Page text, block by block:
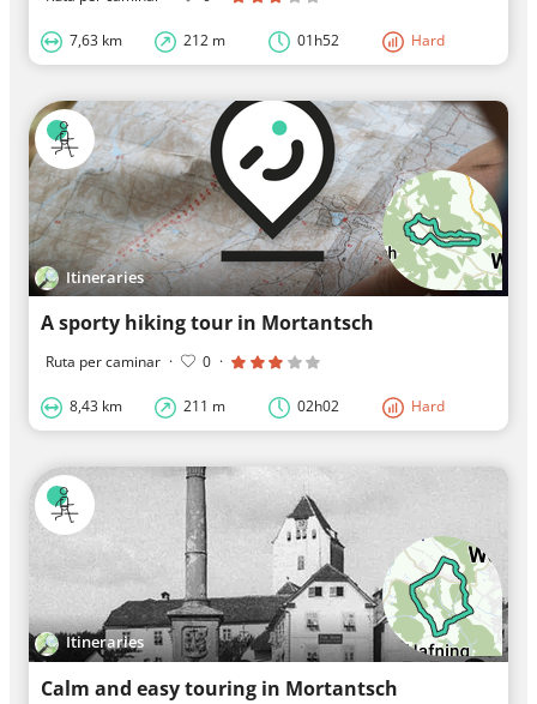
7,63 km 212 m 01h52 Hard
Itineraries
A sporty hiking tour in Mortantsch
Ruta per caminar · 0 ·
8,43 km 211 m 02h02 Hard
Itineraries
Calm and easy touring in Mortantsch